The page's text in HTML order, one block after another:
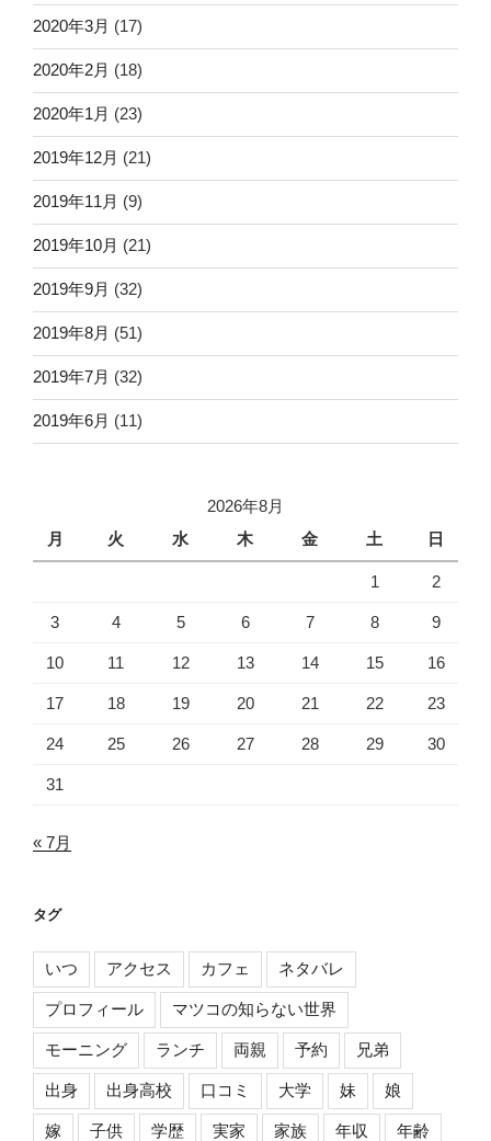
2020年3月 (17)
2020年2月 (18)
2020年1月 (23)
2019年12月 (21)
2019年11月 (9)
2019年10月 (21)
2019年9月 (32)
2019年8月 (51)
2019年7月 (32)
2019年6月 (11)
2026年8月
月
火 水 木 金 土 日
1 2
3 4 5 6 7 8 9
10 11 12 13 14 15 16
17 18 19 20 21 22 23
24 25 26 27 28 29 30
31
« 7月
タグ
いつ アクセス カフェ ネタバレ
プロフィール マツコの知らない世界
モーニング ランチ 両親 予約 兄弟
出身 出身高校 口コミ 大学 妹 娘
嫁 子供 学歴 実家 家族 年収 年齢